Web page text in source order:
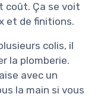
coût. Ça se voit
et de finitions.
colis, il
la plomberie.
avec un
la main si vous